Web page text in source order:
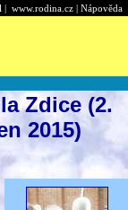
| www.rodina.cz | Nápověda
Zdice (2.
2015)